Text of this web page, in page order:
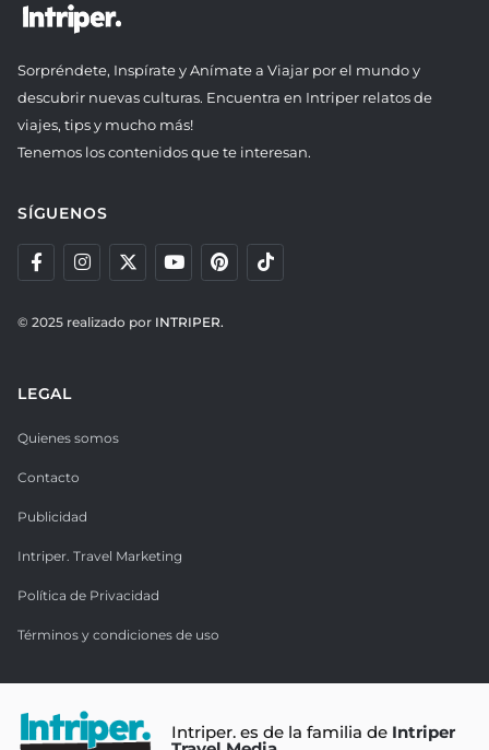
Sorpréndete, Inspírate y Anímate a Viajar por el mundo y
descubrir nuevas culturas. Encuentra en Intriper relatos de
viajes, tips y mucho más!
Tenemos los contenidos que te interesan.
SÍGUENOS
© 2025 realizado por INTRIPER.
LEGAL
Quienes somos
Contacto
Publicidad
Intriper. Travel Marketing
Política de Privacidad
Términos y condiciones de uso
Intriper. es de la familia de Intriper